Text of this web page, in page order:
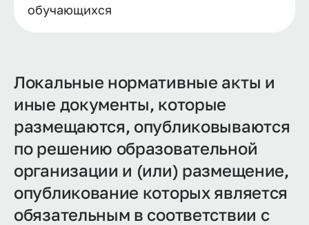
обучающихся
Локальные нормативные акты и
иные документы, которые
размещаются, опубликовываются
по решению образовательной
организации и (или) размещение,
опубликование которых является
обязательным в соответствии с